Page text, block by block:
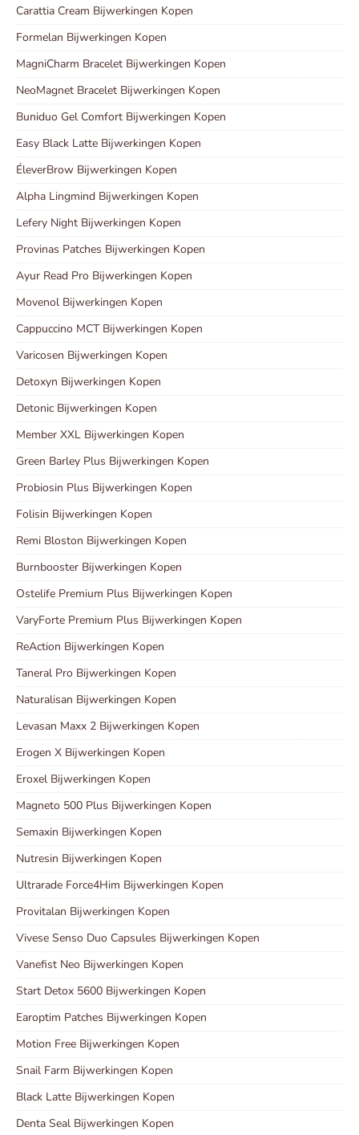
Carattia Cream Bijwerkingen Kopen
Formelan Bijwerkingen Kopen
MagniCharm Bracelet Bijwerkingen Kopen
NeoMagnet Bracelet Bijwerkingen Kopen
Buniduo Gel Comfort Bijwerkingen Kopen
Easy Black Latte Bijwerkingen Kopen
ÉleverBrow Bijwerkingen Kopen
Alpha Lingmind Bijwerkingen Kopen
Lefery Night Bijwerkingen Kopen
Provinas Patches Bijwerkingen Kopen
Ayur Read Pro Bijwerkingen Kopen
Movenol Bijwerkingen Kopen
Cappuccino MCT Bijwerkingen Kopen
Varicosen Bijwerkingen Kopen
Detoxyn Bijwerkingen Kopen
Detonic Bijwerkingen Kopen
Member XXL Bijwerkingen Kopen
Green Barley Plus Bijwerkingen Kopen
Probiosin Plus Bijwerkingen Kopen
Folisin Bijwerkingen Kopen
Remi Bloston Bijwerkingen Kopen
Burnbooster Bijwerkingen Kopen
Ostelife Premium Plus Bijwerkingen Kopen
VaryForte Premium Plus Bijwerkingen Kopen
ReAction Bijwerkingen Kopen
Taneral Pro Bijwerkingen Kopen
Naturalisan Bijwerkingen Kopen
Levasan Maxx 2 Bijwerkingen Kopen
Erogen X Bijwerkingen Kopen
Eroxel Bijwerkingen Kopen
Magneto 500 Plus Bijwerkingen Kopen
Semaxin Bijwerkingen Kopen
Nutresin Bijwerkingen Kopen
Ultrarade Force4Him Bijwerkingen Kopen
Provitalan Bijwerkingen Kopen
Vivese Senso Duo Capsules Bijwerkingen Kopen
Vanefist Neo Bijwerkingen Kopen
Start Detox 5600 Bijwerkingen Kopen
Earoptim Patches Bijwerkingen Kopen
Motion Free Bijwerkingen Kopen
Snail Farm Bijwerkingen Kopen
Black Latte Bijwerkingen Kopen
Denta Seal Bijwerkingen Kopen